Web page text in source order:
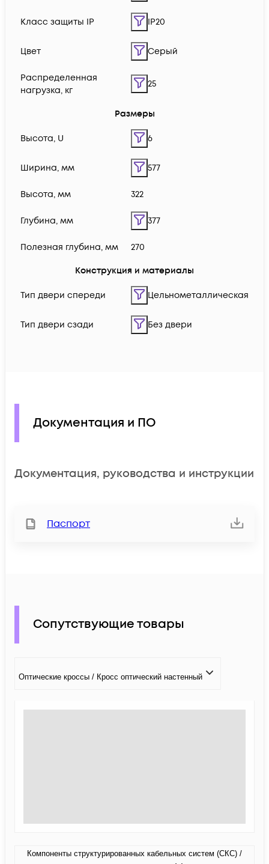
Класс защиты IP IP20
Цвет Серый
Распределенная
нагрузка, кг
25
Размеры
Высота, U 6
Ширина, мм 577
Высота, мм 322
Глубина, мм 377
Полезная глубина, мм 270
Конструкция и материалы
Тип двери спереди Цельнометаллическая
Тип двери сзади Без двери
Документация и ПО
Документация, руководства и инструкции
Паспорт
Сопутствующие товары
Оптические кроссы / Кросс оптический настенный
Компоненты структурированных кабельных систем (СКС) /